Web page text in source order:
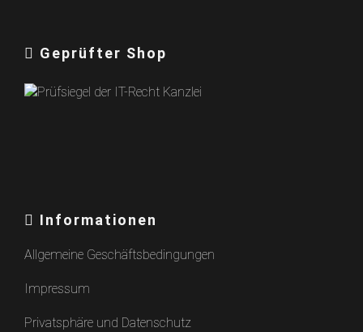
Geprüfter Shop
Informationen
Allgemeine Geschäftsbedingungen
Impressum
Privatsphäre und Datenschutz